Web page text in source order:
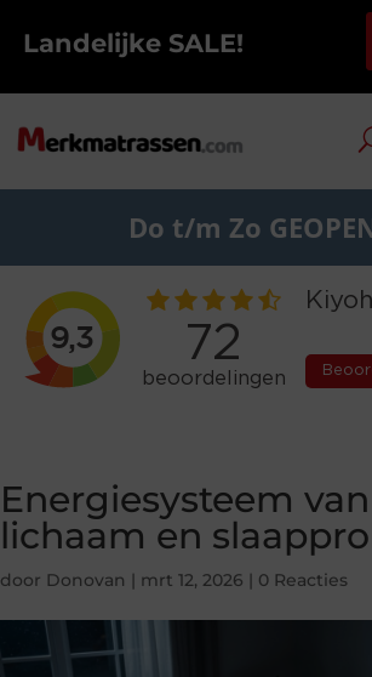
Landelijke SALE!
Do t/m Zo
Energiesysteem
lichaam en
door Donovan | mrt 12, 2026 | 0 Reacties